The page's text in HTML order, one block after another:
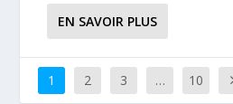
EN SAVOIR PLUS
1 2 3 … 10